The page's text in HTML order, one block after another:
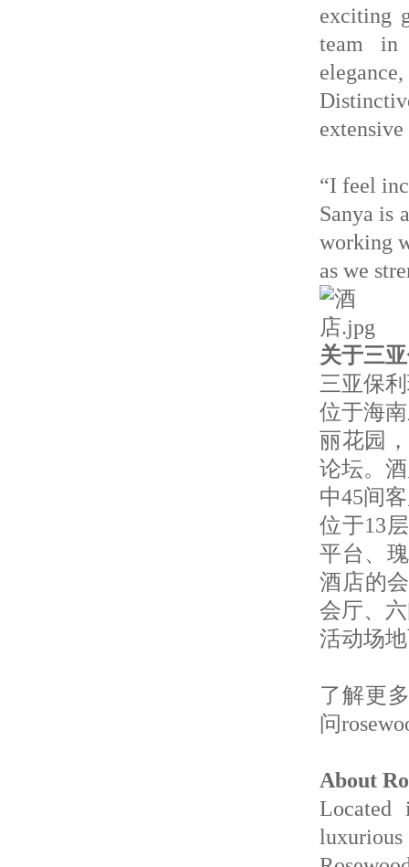
exciting
team in
“I feel
Sanya is
working
as we
关于三
三亚保
位于海
丽花园
论坛。
中45间
位于13
平台、
酒店的
会厅、
活动场
了解更
问
About
Located